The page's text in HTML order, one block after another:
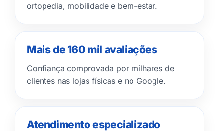
ortopedia, mobilidade e bem-estar.
Mais de 160 mil avaliações
Confiança comprovada por milhares de
clientes nas lojas físicas e no Google.
Atendimento especializado